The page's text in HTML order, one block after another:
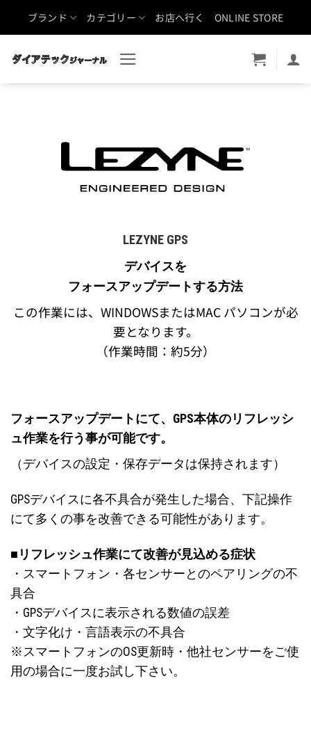
ブランド カテゴリー お店へ行く ONLINE STORE
LEZYNE GPS
デバイスを
フォースアップデートする方法
この作業には、WINDOWSまたはMAC パソコンが必
要となります。
（作業時間：約5分）
フォースアップデートにて、GPS本体のリフレッシ
ュ作業を行う事が可能です。
（デバイスの設定・保存データは保持されます）
GPSデバイスに各不具合が発生した場合、下記操作
にて多くの事を改善できる可能性があります。
■リフレッシュ作業にて改善が見込める症状
・スマートフォン・各センサーとのペアリングの不
具合
・GPSデバイスに表示される数値の誤差
・文字化け・言語表示の不具合
※スマートフォンのOS更新時・他社センサーをご使
用の場合に一度お試し下さい。